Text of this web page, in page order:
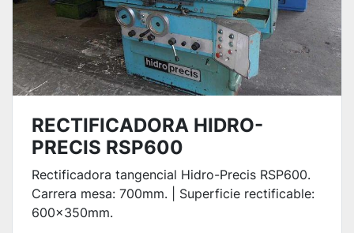
RECTIFICADORA HIDRO-
PRECIS RSP600
Rectificadora tangencial Hidro-Precis RSP600.
Carrera mesa: 700mm. | Superficie rectificable:
600x350mm.